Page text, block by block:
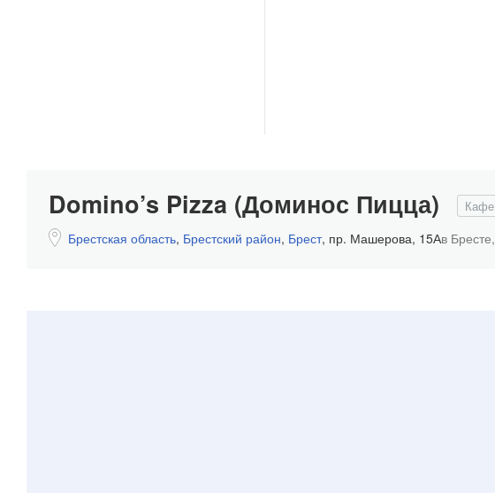
Domino’s Pizza (Доминос Пицца) Кафе
Брестская область, Брестский район, Брест, пр. Машерова, 15Ав Бресте,